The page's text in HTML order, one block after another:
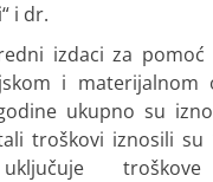
i dr.
izdaci za
i materijalnom
ukupno su
troškovi iznosili su
troškove